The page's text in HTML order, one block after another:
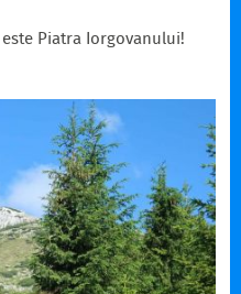
Piatra Iorgovanului!